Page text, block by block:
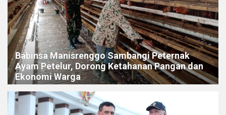
Babinsa Manisrenggo Sambangi Peternak
Ayam Petelur, Dorong Ketahanan Pangan dan
Ekonomi Warga